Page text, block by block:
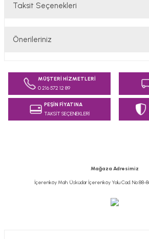
Taksit Seçenekleri
Önerileriniz
konularda yetersiz gördüğünüz noktaları
kullanarak tarafımıza iletebilirsiniz.
Ürün resmi kalitesiz, bozuk veya
MÜŞTERİ HİZMETLERİ
0 216 572 12 89
PEŞİN FİYATINA
TAKSİT SEÇENEKLERİ
Mağaza Adresimiz
İçerenköy Mah. Üsküdar İçerenköy Yolu Cad. No:88-